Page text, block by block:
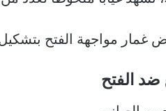
غمار مواجهة الفتح
ضد الفتح